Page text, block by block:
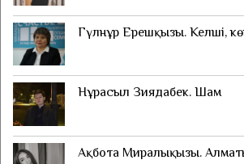
Гүлнұр Ерешқызы. Келші,
Нұрасыл Зиядабек. Шам
Ақбота Миралықызы.